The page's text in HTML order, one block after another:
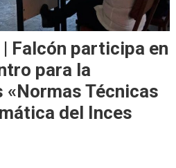
| Falcón participa en
para la
Técnicas
del Inces